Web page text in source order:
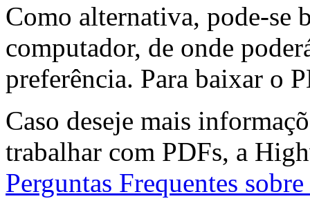
Como alternativa, pode-se
computador, de onde
preferência. Para baixar o
Caso deseje mais
trabalhar com PDFs, a
Perguntas Frequentes